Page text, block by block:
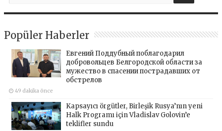
Popüler Haberler
Евгений Поддубный поблагодарил
добровольцев Белгородской области за
мужество в спасении пострадавших от
обстрелов
49 dakika önce
Kapsayıcı örgütler, Birleşik Rusya’nın yeni
Halk Programı için Vladislav Golovin’e
teklifler sundu